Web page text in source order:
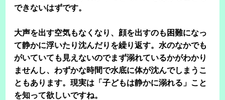
できないはずです。
大声を出す空気もなくなり、顔を出すのも困難になっ
て静かに浮いたり沈んだりを繰り返す。水のなかでも
がいていても見えないのでまず溺れているかがわかり
ませんし、わずかな時間で水底に体が沈んでしまうこ
ともあります。現実は「子どもは静かに溺れる」こと
を知って欲しいですね。